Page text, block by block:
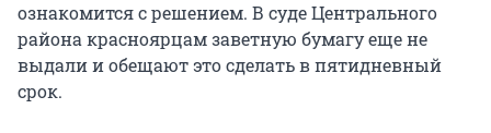
ознакомится с решением. В суде Центрального
района красноярцам заветную бумагу еще не
выдали и обещают это сделать в пятидневный
срок.